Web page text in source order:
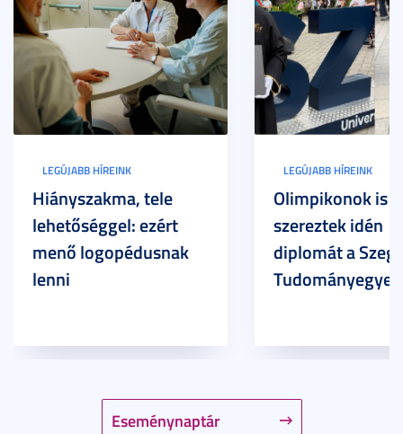
Eseménynaptár
LEGÚJABB HÍREINK
Hiányszakma, tele
lehetőséggel: ezért
menő logopédusnak
lenni
LEGÚJABB HÍREINK
Olimpikonok is
szereztek idén
diplomát a